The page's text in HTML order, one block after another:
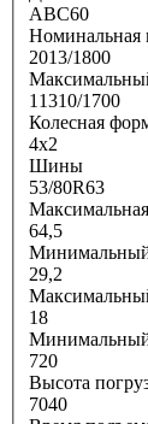
ABC60
Номинальная
2013/1800
11310/1700
Колесная
4х2
Шины
53/80R63
64,5
Минимальный
29,2
18
720
Высота
7040